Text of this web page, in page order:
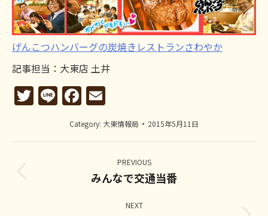
げんこつハンバーグの炭焼きレストランさわやか
記事担当：大東店 土井
Twitter
LineFacebook
Category: 大東情報局 2015年5月11日
navigation
PREVIOUS
Previous
みんなで交通当番
NEXT